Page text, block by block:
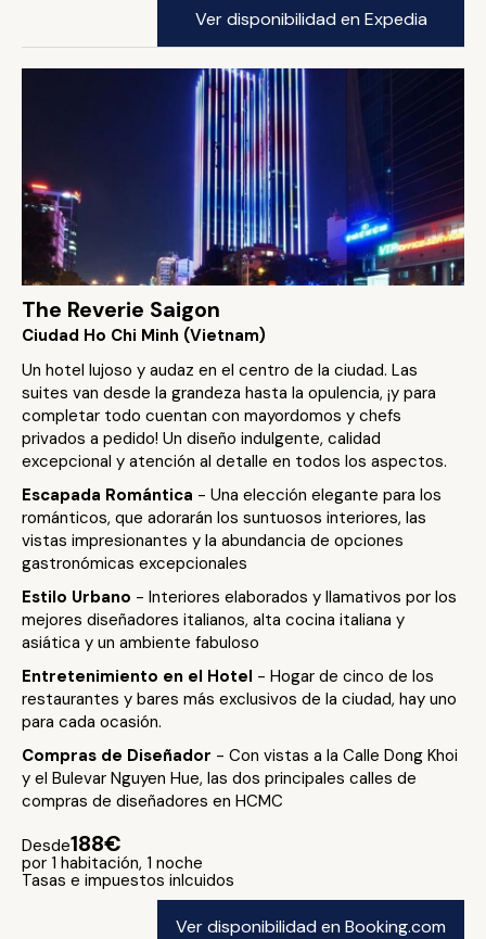
Ver disponibilidad en Expedia
The Reverie Saigon
Ciudad Ho Chi Minh (Vietnam)
Un hotel lujoso y audaz en el centro de la ciudad. Las
suites van desde la grandeza hasta la opulencia, ¡y para
completar todo cuentan con mayordomos y chefs
privados a pedido! Un diseño indulgente, calidad
excepcional y atención al detalle en todos los aspectos.
Escapada Romántica - Una elección elegante para los
románticos, que adorarán los suntuosos interiores, las
vistas impresionantes y la abundancia de opciones
gastronómicas excepcionales
Estilo Urbano - Interiores elaborados y llamativos por los
mejores diseñadores italianos, alta cocina italiana y
asiática y un ambiente fabuloso
Entretenimiento en el Hotel - Hogar de cinco de los
restaurantes y bares más exclusivos de la ciudad, hay uno
para cada ocasión.
Compras de Diseñador - Con vistas a la Calle Dong Khoi
y el Bulevar Nguyen Hue, las dos principales calles de
compras de diseñadores en HCMC
Desde188€
por 1 habitación, 1 noche
Tasas e impuestos inlcuidos
Ver disponibilidad en Booking.com